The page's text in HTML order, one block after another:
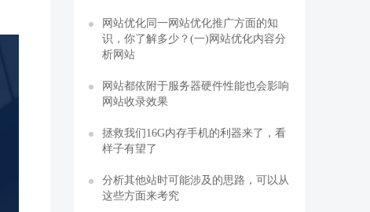
网站优化同一网站优化推广方面的知
识，你了解多少？(一)网站优化内容分
析网站
网站都依附于服务器硬件性能也会影响
网站收录效果
拯救我们16G内存手机的利器来了，看
样子有望了
分析其他站时可能涉及的思路，可以从
这些方面来考究